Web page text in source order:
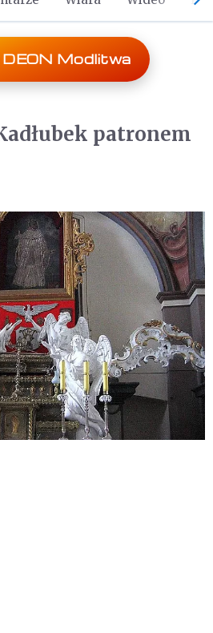
DEON Modlitwa
patronem